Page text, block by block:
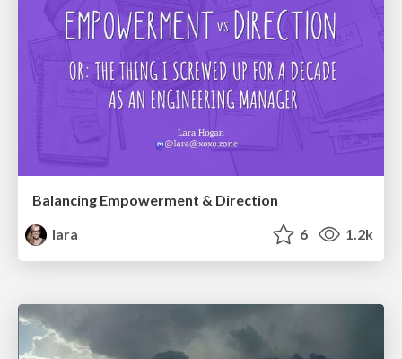
Balancing Empowerment & Direction
lara
6 1.2k